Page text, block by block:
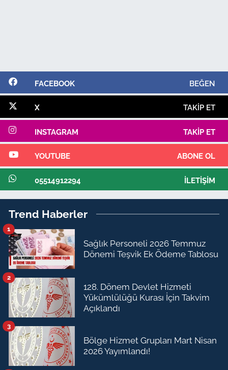
FACEBOOK BEĞEN
X TAKIP ET
INSTAGRAM TAKIP ET
YOUTUBE ABONE OL
05514912294 İLETIŞIM
Trend Haberler
Sağlık Personeli 2026 Temmuz
Dönemi Teşvik Ek Ödeme Tablosu
1
128. Dönem Devlet Hizmeti
Yükümlülüğü Kurası İçin Takvim
Açıklandı
2
Bölge Hizmet Grupları Mart Nisan
2026 Yayımlandı!
3